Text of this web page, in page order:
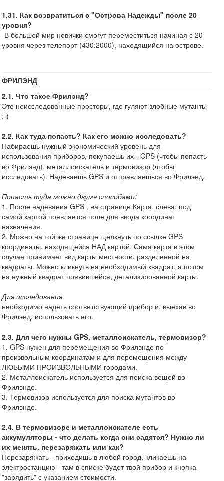
1.31. Как возвратиться с "Острова Надежды" после 20
уровня?
-В большой мир новички смогут переместиться начиная с 20
уровня через телепорт (430:2000), находящийся на острове.
ФРИЛЭНД
2.1. Что такое Фрилэнд?
Это неисследованные просторы, где гуляют злобные мутанты
:-)
2.2. Как туда попасть? Как его можно исследовать?
Набираешь нужный экономический уровень для
использования приборов, покупаешь их - GPS (чтобы попасть
во Фрилэнд), металлоискатель и термовизор (чтобы
исследовать). Надеваешь GPS и отправляешься во Фрилэнд.
Попасть туда можно двумя способами:
1. После надевания GPS , на странице Карта, слева, под
самой картой появляется поле для ввода координат
назначения.
2. Можно на той же странице щелкнуть по ссылке GPS
координаты, находящейся НАД картой. Сама карта в этом
случае принимает вид карты местности, разделенной на
квадраты. Можно кликнуть на необходимый квадрат, а потом
на нужный квадрат появившейся, детализированной карты.
Для исследования
необходимо надеть соответствующий прибор и, выехав во
Фрилэнд, использовать его.
2.3. Для чего нужны GPS, металлоискатель, термовизор?
1. GPS нужен для перемещения во Фрилэнде по
произвольным координатам и для перемещения между
ЛЮБЫМИ ПРОИЗВОЛЬНЫМИ городами.
2. Металлоискатель используется для поиска вещей во
Фрилэнде.
3. Термовизор используется для поиска мутантов во
Фрилэнде.
2.4. В термовизоре и металлоискателе есть
аккумуляторы - что делать когда они садятся? Нужно ли
их менять, перезаряжать или как?
Перезаряжать - приходишь в любой город, кликаешь на
электростанцию - там в списке будет твой прибор и кнопка
"зарядить" с указанием стоимости.